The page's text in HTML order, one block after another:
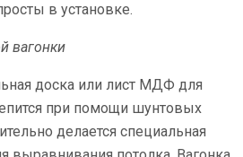
в установке.
вагонки
доска или лист МДФ для
при помощи шунтовых
делается специальная